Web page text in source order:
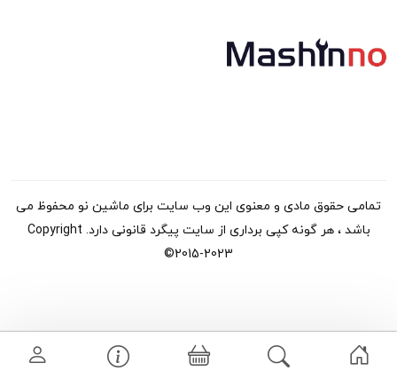
تمامی حقوق مادی و معنوی این وب سایت برای ماشین نو محفوظ می
باشد ، هر گونه کپی برداری از سایت پیگرد قانونی دارد. Copyright
©2015-2023